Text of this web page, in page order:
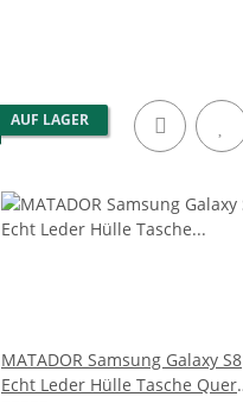
AUF LAGER
MATADOR Samsung Galaxy S8
Echt Leder Hülle Tasche Quer